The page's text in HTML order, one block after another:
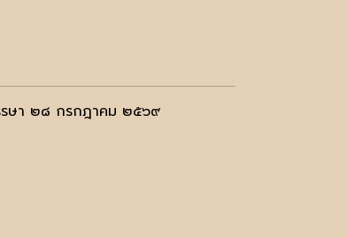
รรษา ๒๘ กรกฎาคม ๒๕๖๙